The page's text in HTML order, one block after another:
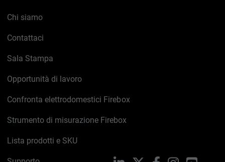
Chi siamo
Contattaci
Sala Stampa
Opportunità di lavoro
Confronta elettrodomestici Firebox
Strumento di misurazione Firebox
Lista prodotti e SKU